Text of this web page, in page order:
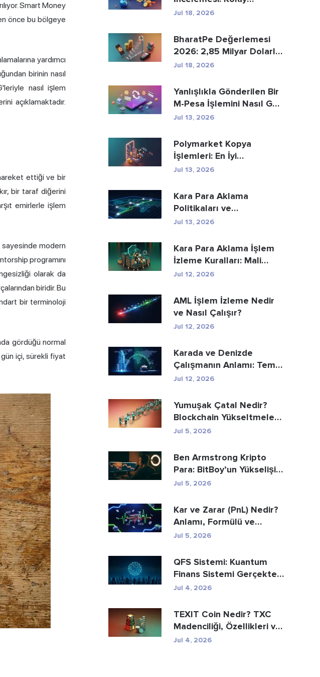
Smart Money
önce bu bölgeye
yardımcı
birinin nasıl
nasıl işlem
açıklamaktadır.
ettiği ve bir
bir taraf diğerini
emirlerle işlem
sayesinde modern
programını
olarak da
biridir. Bu
bir terminoloji
gördüğü normal
gün içi, sürekli fiyat
Tasarruf ve Güvenli
Jul 18, 2026
BharatPe Değerlemesi
2026: 2,85 Milyar Dolarlık
Fintech Unicorn ...
Jul 18, 2026
Yanlışlıkla Gönderilen Bir
M-Pesa İşlemini Nasıl Geri
Alabi...
Jul 13, 2026
Polymarket Kopya
İşlemleri: En İyi
Cüzdanları Güvenli Bir Ş...
Jul 13, 2026
Kara Para Aklama
Politikaları ve
Prosedürleri: Eksiksiz Bir
Jul 13, 2026
Kara Para Aklama İşlem
İzleme Kuralları: Mali
Suçları Nasıl...
Jul 12, 2026
AML İşlem İzleme Nedir
ve Nasıl Çalışır?
Jul 12, 2026
Karada ve Denizde
Çalışmanın Anlamı: Temel
Farklar Açıkland...
Jul 12, 2026
Yumuşak Çatal Nedir?
Blockchain Yükseltmeleri
Açıklanıyor
Jul 5, 2026
Ben Armstrong Kripto
Para: BitBoy’un Yükselişi
ve Düşüşü
Jul 5, 2026
Kar ve Zarar (PnL) Nedir?
Anlamı, Formülü ve
Hesaplama Yöntemi
Jul 5, 2026
QFS Sistemi: Kuantum
Finans Sistemi Gerçekte
Nedir (2026)
Jul 4, 2026
TEXIT Coin Nedir? TXC
Madenciliği, Özellikleri ve
Düzenleyici R...
Jul 4, 2026